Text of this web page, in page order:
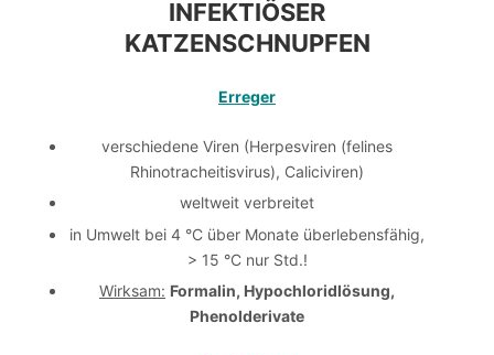
INFEKTIÖSER
KATZENSCHNUPFEN
Erreger
verschiedene Viren (Herpesviren (felines
Rhinotracheitisvirus), Caliciviren)
weltweit verbreitet
in Umwelt bei 4 °C über Monate überlebensfähig,
> 15 °C nur Std.!
Wirksam: Formalin, Hypochloridlösung,
Phenolderivate